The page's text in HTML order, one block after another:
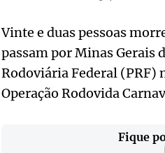
Vinte e duas pessoas
passam por Minas Gerais
Rodoviária Federal (PRF)
Operação Rodovida
Fique